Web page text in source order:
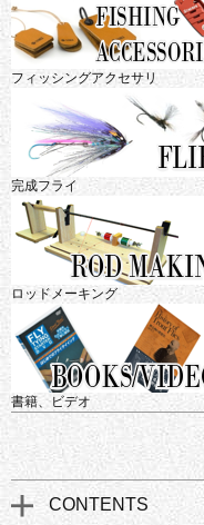
フィッシングアクセサリ
完成フライ
ロッドメーキング
書籍、ビデオ
CONTENTS